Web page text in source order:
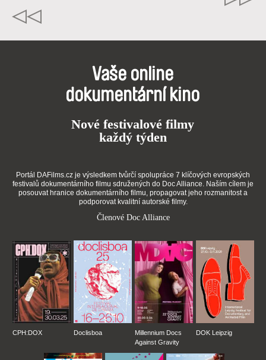
Vaše online
dokumentární kino
Nové festivalové filmy
každý týden
Portál DAFilms.cz je výsledkem tvůrčí spolupráce 7 klíčových evropských
festivalů dokumentárního filmu sdružených do Doc Alliance. Naším cílem je
posouvat hranice dokumentárního filmu, propagovat jeho rozmanitost a
podporovat kvalitní autorské filmy.
Členové Doc Alliance
CPH:DOX Doclisboa
Millennium Docs
Against Gravity
DOK Leipzig